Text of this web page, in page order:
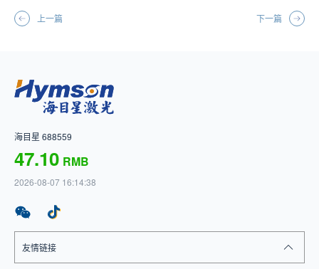
上一篇 下一篇
海目星 688559
47.10 RMB
2026-08-07 16:14:38
友情链接